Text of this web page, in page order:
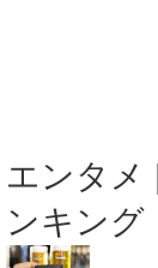
エンタメ
ンキング